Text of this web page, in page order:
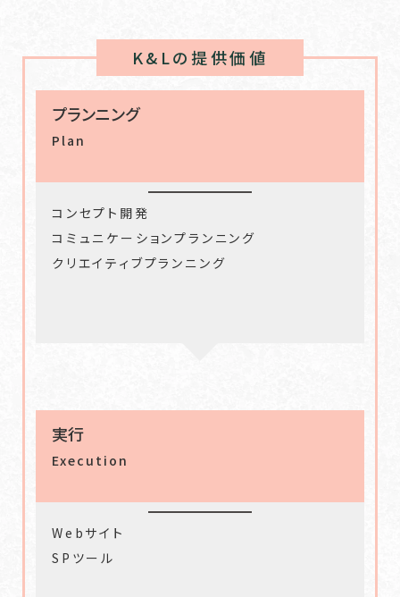
K&Lの提供価値
プランニング
Plan
コンセプト開発
コミュニケーションプランニング
クリエイティブプランニング
実行
Execution
Webサイト
SPツール